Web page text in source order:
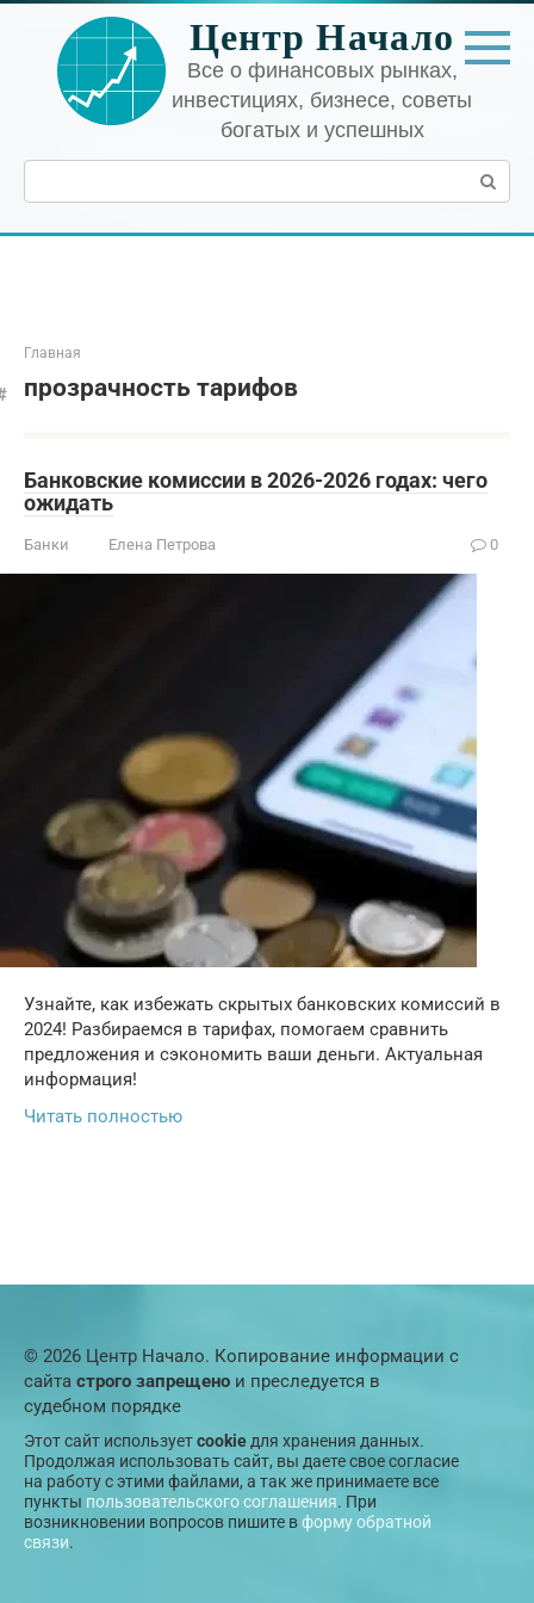
Перейти
контенту
Центр Начало
Все о финансовых рынках,
инвестициях, бизнесе, советы
богатых и успешных
Поиск:
Главная
прозрачность тарифов
Банковские комиссии в 2026-2026 годах: чего
ожидать
Банки Елена Петрова 0
Узнайте, как избежать скрытых банковских комиссий в
2024! Разбираемся в тарифах, помогаем сравнить
предложения и сэкономить ваши деньги. Актуальная
информация!
Читать полностью
© 2026 Центр Начало. Копирование информации с
сайта строго запрещено и преследуется в
судебном порядке
Этот сайт используетcookie для хранения данных.
Продолжая использовать сайт, вы даете свое согласие
на работу с этими файлами, а так же принимаете все
пункты пользовательского соглашения. При
возникновении вопросов пишите вформу обратной
связи.